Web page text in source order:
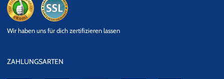
Datensicherheit
Wir haben uns für dich zertifizieren lassen
ZAHLUNGSARTEN